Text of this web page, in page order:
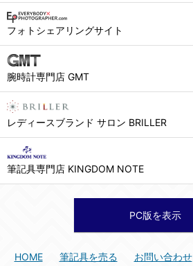
フォトシェアリングサイト
腕時計専門店 GMT
レディースブランド サロン BRILLER
筆記具専門店 KINGDOM NOTE
PC版を表示
HOME 筆記具を売る お問い合わせ